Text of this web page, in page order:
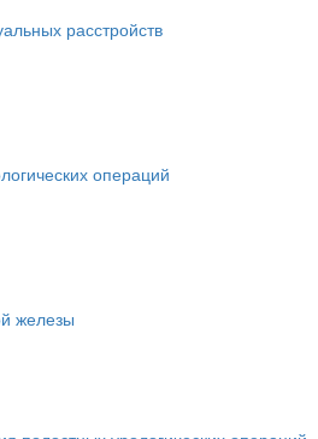
расстройств
операций
железы